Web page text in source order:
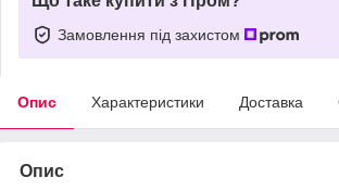
Замовлення під захистом
Опис Характеристики Доставка
Опис